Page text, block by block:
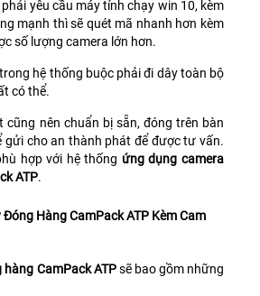
yêu cầu máy tính chạy win 10, kèm
mạnh thì sẽ quét mã nhanh hơn kèm
số lượng camera lớn hơn.
hệ thống buộc phải đi dây toàn bộ
có thể.
cũng nên chuẩn bị sẵn, đóng trên bàn
gửi cho an thành phát để được tư vấn.
hợp với hệ thống ứng dụng camera
ATP.
Hàng CamPack ATP Kèm Cam
CamPack ATPsẽ bao gồm những